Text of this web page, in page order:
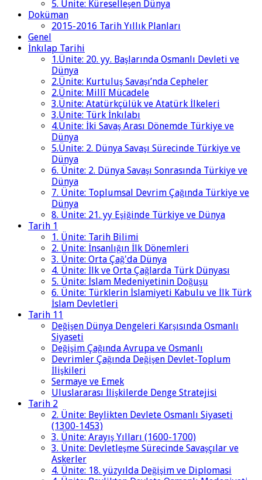
5. Ünite: Küreselleşen Dünya
Doküman
2015-2016 Tarih Yıllık Planları
Genel
İnkılap Tarihi
1.Ünite: 20. yy. Başlarında Osmanlı Devleti ve
Dünya
2.Ünite: Kurtuluş Savaşı’nda Cepheler
2.Ünite: Millî Mücadele
3.Ünite: Atatürkçülük ve Atatürk İlkeleri
3.Ünite: Türk İnkılabı
4.Ünite: İki Savaş Arası Dönemde Türkiye ve
Dünya
5.Ünite: 2. Dünya Savaşı Sürecinde Türkiye ve
Dünya
6. Ünite: 2. Dünya Savaşı Sonrasında Türkiye ve
Dünya
7. Ünite: Toplumsal Devrim Çağında Türkiye ve
Dünya
8. Ünite: 21. yy Eşiğinde Türkiye ve Dünya
Tarih 1
1. Ünite: Tarih Bilimi
2. Ünite: İnsanlığın İlk Dönemleri
3. Ünite: Orta Çağ'da Dünya
4. Ünite: İlk ve Orta Çağlarda Türk Dünyası
5. Ünite: İslam Medeniyetinin Doğuşu
6. Ünite: Türklerin İslamiyeti Kabulu ve İlk Türk
İslam Devletleri
Tarih 11
Değişen Dünya Dengeleri Karşısında Osmanlı
Siyaseti
Değişim Çağında Avrupa ve Osmanlı
Devrimler Çağında Değişen Devlet-Toplum
İlişkileri
Sermaye ve Emek
Uluslararası İlişkilerde Denge Stratejisi
Tarih 2
2. Ünite: Beylikten Devlete Osmanlı Siyaseti
(1300-1453)
3. Ünite: Arayış Yılları (1600-1700)
3. Ünite: Devletleşme Sürecinde Savaşçılar ve
Askerler
4. Ünite: 18. yüzyılda Değişim ve Diplomasi